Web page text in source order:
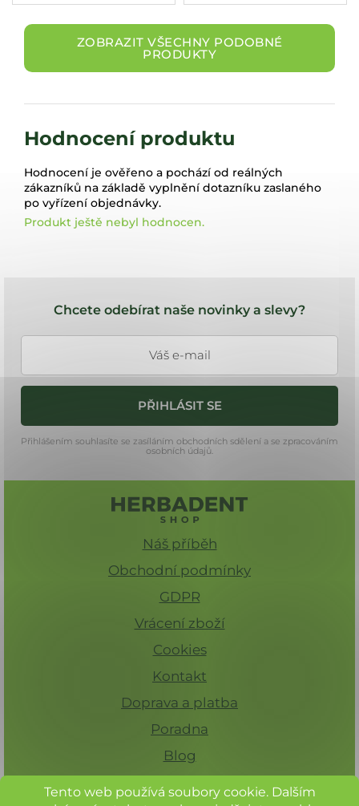
Tento web používá soubory cookie. Dalším
ZOBRAZIT VŠECHNY PODOBNÉ
PRODUKTY
Hodnocení produktu
Hodnocení je ověřeno a pochází od reálných
zákazníků na základě vyplnění dotazníku zaslaného
po vyřízení objednávky.
Produkt ještě nebyl hodnocen.
Chcete odebírat naše novinky a slevy?
PŘIHLÁSIT SE
Přihlášením souhlasíte se zasíláním obchodních sdělení a se zpracováním
osobních údajů.
Náš příběh
Obchodní podmínky
GDPR
Vrácení zboží
Cookies
Kontakt
Doprava a platba
Poradna
Blog